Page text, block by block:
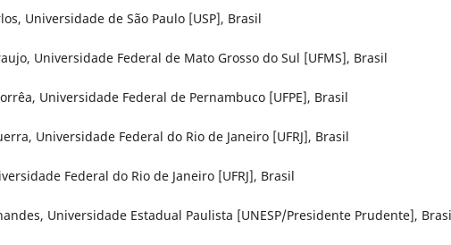
Universidade de São Paulo [USP], Brasil
Universidade Federal de Mato Grosso do Sul [UFMS], Brasil
Universidade Federal de Pernambuco [UFPE], Brasil
Universidade Federal do Rio de Janeiro [UFRJ], Brasil
Federal do Rio de Janeiro [UFRJ], Brasil
Universidade Estadual Paulista [UNESP/Presidente Prudente],